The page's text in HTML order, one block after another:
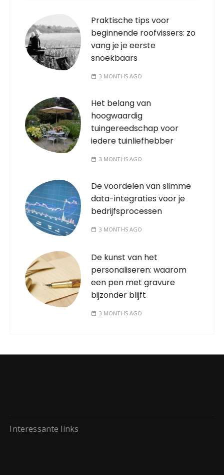
Praktische tips voor
beginnende roofvissers: zo
vang je je eerste
snoekbaars
3 MONTHS AGO
Het belang van
hoogwaardig
tuingereedschap voor
iedere tuinliefhebber
3 MONTHS AGO
De voordelen van slimme
data-integraties voor je
bedrijfsprocessen
3 MONTHS AGO
De kunst van het
personaliseren: waarom
een pen met gravure
bijzonder blijft
3 MONTHS AGO
Interessante links